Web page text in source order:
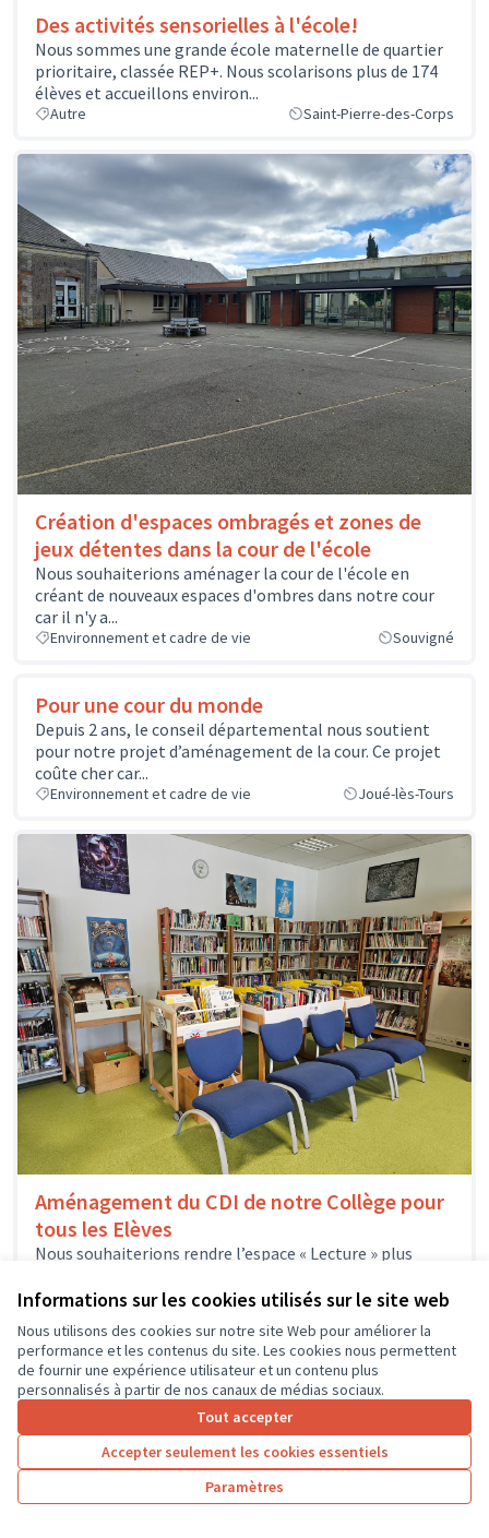
Informations sur les cookies utilisés sur le site web
Nous utilisons des cookies sur notre site Web pour améliorer la
performance et les contenus du site. Les cookies nous permettent
de fournir une expérience utilisateur et un contenu plus
personnalisés à partir de nos canaux de médias sociaux.
Tout accepter
Accepter seulement les cookies essentiels
Paramètres
Des activités sensorielles à l'école!
Nous sommes une grande école maternelle de quartier
prioritaire, classée REP+. Nous scolarisons plus de 174
élèves et accueillons environ...
Autre Saint-Pierre-des-Corps
Création d'espaces ombragés et zones de
jeux détentes dans la cour de l'école
Nous souhaiterions aménager la cour de l'école en
créant de nouveaux espaces d'ombres dans notre cour
car il n'y a...
Environnement et cadre de vie Souvigné
Pour une cour du monde
Depuis 2 ans, le conseil départemental nous soutient
pour notre projet d’aménagement de la cour. Ce projet
coûte cher car...
Environnement et cadre de vie Joué-lès-Tours
Aménagement du CDI de notre Collège pour
tous les Elèves
Nous souhaiterions rendre l’espace « Lecture » plus
lecture qu’un collégien peut s’octroyer...
Résultats par page : 25
3 … 7